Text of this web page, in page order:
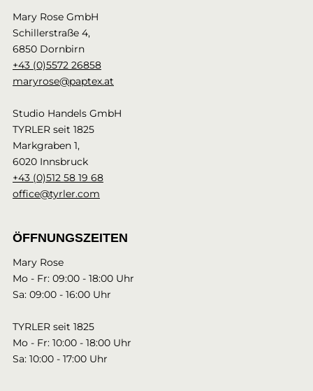
Mary Rose GmbH
Schillerstraße 4,
6850 Dornbirn
+43 (0)5572 26858
maryrose@paptex.at
Studio Handels GmbH
TYRLER seit 1825
Markgraben 1,
6020 Innsbruck
+43 (0)512 58 19 68
office@tyrler.com
ÖFFNUNGSZEITEN
Mary Rose
Mo - Fr: 09:00 - 18:00 Uhr
Sa: 09:00 - 16:00 Uhr
TYRLER seit 1825
Mo - Fr: 10:00 - 18:00 Uhr
Sa: 10:00 - 17:00 Uhr